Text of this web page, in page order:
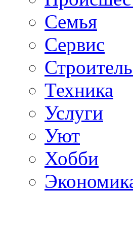
Семья
Сервис
Техника
Услуги
Уют
Хобби